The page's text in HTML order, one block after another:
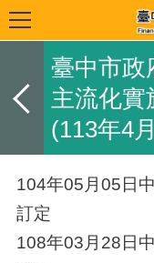
臺中市政
主流化實
(113年4
104年05月05日
訂定
108年03月28日